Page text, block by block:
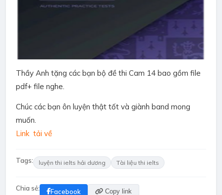
Thầy Anh tặng các bạn bộ đề thi Cam 14 bao gồm file
pdf+ file nghe.
Chúc các bạn ôn luyện thật tốt và giành band mong
muốn.
Link tải về
Tags: luyện thi ielts hải dương Tài liệu thi ielts
Chia sẻ: Facebook Copy link